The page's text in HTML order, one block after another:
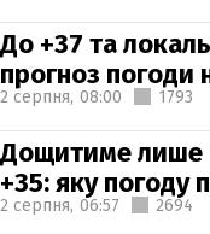
До +37 та
прогноз погоди
2 серпня, 08:00 1793
Дощитиме лише
+35: яку погоду
2 серпня, 06:57 2694